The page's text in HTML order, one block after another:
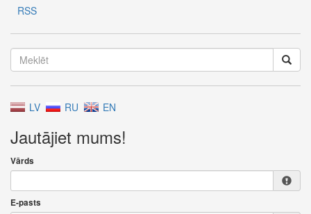
RSS
LV RU EN
Jautājiet mums!
Vārds
E-pasts